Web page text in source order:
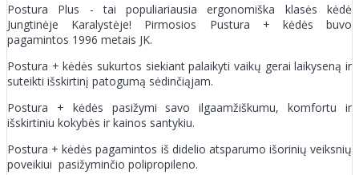
Postura Plus - tai populiariausia ergonomiška klasės kėdė
Jungtinėje Karalystėje! Pirmosios Pustura + kėdės buvo
pagamintos 1996 metais JK.
Postura + kėdės sukurtos siekiant palaikyti vaikų gerai laikyseną ir
suteikti išskirtinį patogumą sėdinčiąjam.
Postura + kėdės pasižymi savo ilgaamžiškumu, komfortu ir
išskirtiniu kokybės ir kainos santykiu.
Postura + kėdės pagamintos iš didelio atsparumo išorinių veiksnių
poveikiui pasižyminčio polipropileno.